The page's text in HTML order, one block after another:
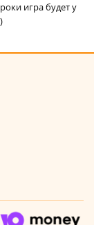
игра будет у